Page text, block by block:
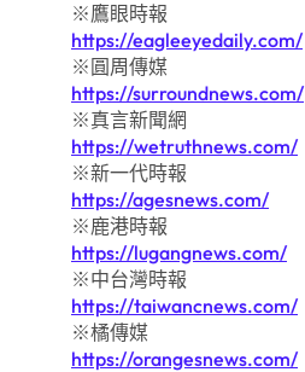
※鷹眼時報
https://eagleeyedaily.com/
※圓周傳媒
https://surroundnews.com/
※真言新聞網
https://wetruthnews.com/
※新一代時報
https://agesnews.com/
※鹿港時報
https://lugangnews.com/
※中台灣時報
https://taiwancnews.com/
※橘傳媒
https://orangesnews.com/